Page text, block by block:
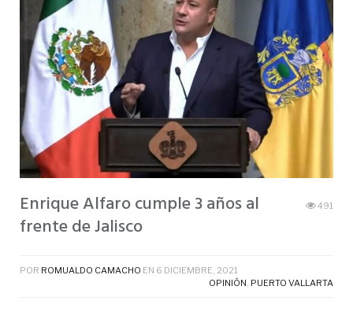
Enrique Alfaro cumple 3 años al
frente de Jalisco
491
POR ROMUALDO CAMACHO EN 6 DICIEMBRE, 2021
OPINIÓN, PUERTO VALLARTA